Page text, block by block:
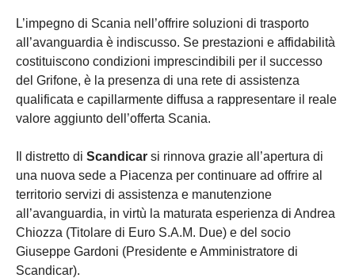
L’impegno di Scania nell’offrire soluzioni di trasporto
all’avanguardia è indiscusso. Se prestazioni e affidabilità
costituiscono condizioni imprescindibili per il successo
del Grifone, è la presenza di una rete di assistenza
qualificata e capillarmente diffusa a rappresentare il reale
valore aggiunto dell’offerta Scania.
Il distretto di Scandicar si rinnova grazie all’apertura di
una nuova sede a Piacenza per continuare ad offrire al
territorio servizi di assistenza e manutenzione
all’avanguardia, in virtù la maturata esperienza di Andrea
Chiozza (Titolare di Euro S.A.M. Due) e del socio
Giuseppe Gardoni (Presidente e Amministratore di
Scandicar).